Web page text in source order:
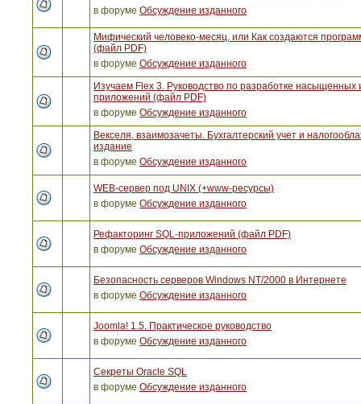
в форуме Обсуждение изданного
Мифический человеко-месяц, или Как создаются
(файл PDF)
в форуме Обсуждение изданного
Изучаем Flex 3. Руководство по разработке насыщенных
приложений (файл PDF)
в форуме Обсуждение изданного
Векселя, взаимозачеты. Бухгалтерский учет и
издание
в форуме Обсуждение изданного
WEB-сервер под UNIX (+www-ресурсы)
в форуме Обсуждение изданного
Рефакторинг SQL-приложений (файл PDF)
в форуме Обсуждение изданного
Безопасность серверов Windows NT/2000 в Интернете
в форуме Обсуждение изданного
Joomla! 1.5. Практическое руководство
в форуме Обсуждение изданного
Секреты Oracle SQL
в форуме Обсуждение изданного